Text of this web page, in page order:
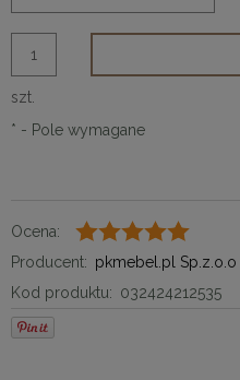
szt.
* - Pole wymagane
Ocena:
Producent: pkmebel.pl Sp.z.o.o
Kod produktu: 032424212535